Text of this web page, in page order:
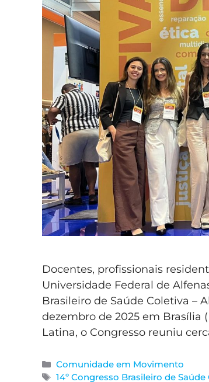
Docentes, profissionais
Universidade Federal de
Brasileiro de Saúde Coletiva –
dezembro de 2025 em Brasília
Latina, o Congresso reuniu
Comunidade em Movimento
14º Congresso Brasileiro de Saúde